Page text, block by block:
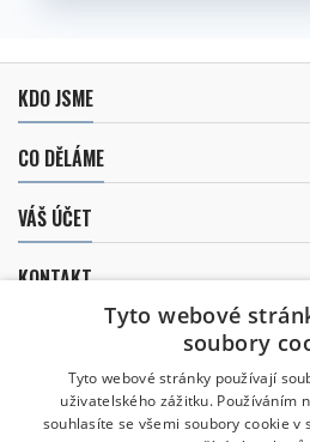
KDO JSME
CO DĚLÁME
VÁŠ ÚČET
KONTAKT
ODBĚR
Uděluji souhlas se
Tyto webové
soubory
Tyto webové stránky používají
uživatelského zážitku. Používáním
souhlasíte se všemi soubory cookie v